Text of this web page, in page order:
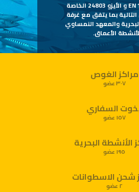
تنطبق معايير الأيزو EN 14467 و الأيزو 24803 الخاصة
بما يتفق مع غرفة
والمعهد النمساوي
لأنشطة الأعماق.
مراكز الغوص
٣٠٧ عضو
السفاري
١٥٧ عضو
الأنشطة البحرية
١٩٥ عضو
شحن الاسطوانات
٢ عضو